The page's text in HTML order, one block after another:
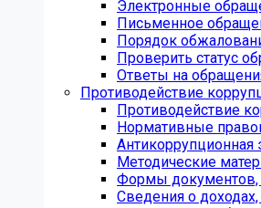
Электронные
Письменное
Порядок
Проверить статус
Ответы на
Противодействие
Противодействие
Нормативные
Антикоррупционная
Методические
Формы документов,
Сведения о